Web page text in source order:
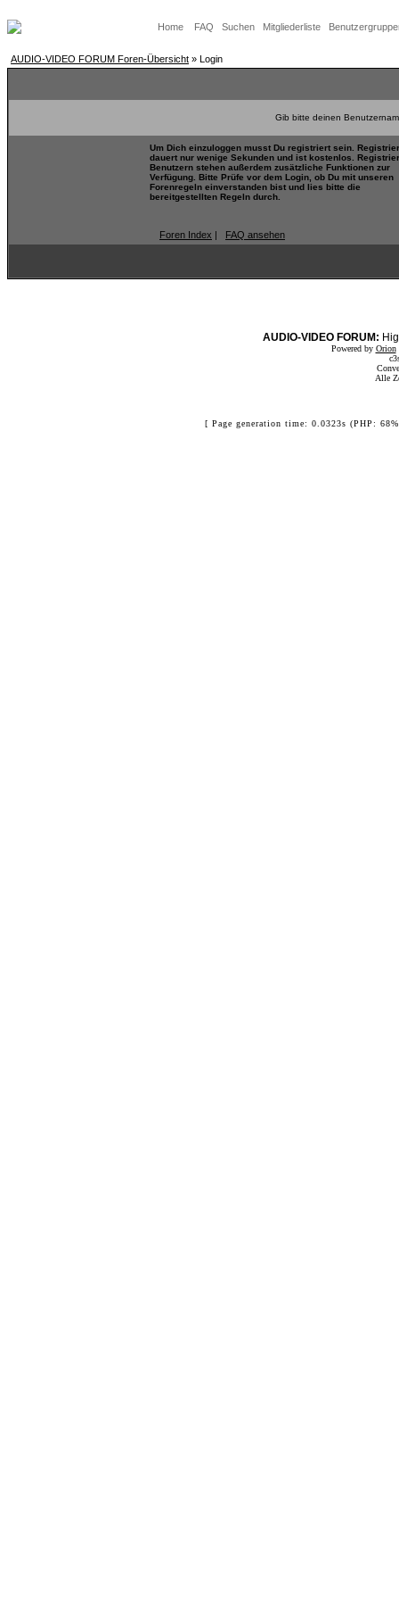
Home FAQ Suchen Mitgliederliste
AUDIO-VIDEO FORUM Foren-Übersicht » Login
Gib bitte deinen
Um Dich einzuloggen musst Du registriert sein.
dauert nur wenige Sekunden und ist kostenlos.
Benutzern stehen außerdem zusätzliche Funktionen zur
Verfügung. Bitte Prüfe vor dem Login, ob Du mit unseren
Forenregeln einverstanden bist und lies bitte die
bereitgestellten Regeln durch.
Foren Index | FAQ ansehen
AUDIO-VIDEO FORUM:
Powered by Orion
Alle
[ Page generation time: 0.0323s (PHP: